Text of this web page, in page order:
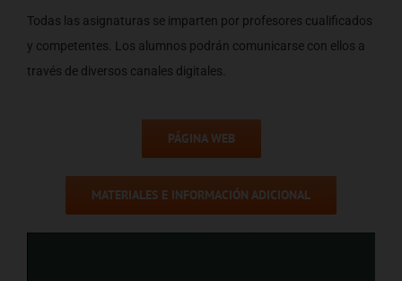
Todas las asignaturas se imparten por profesores cualificados
y competentes. Los alumnos podrán comunicarse con ellos a
través de diversos canales digitales.
PÁGINA WEB
MATERIALES E INFORMACIÓN ADICIONAL